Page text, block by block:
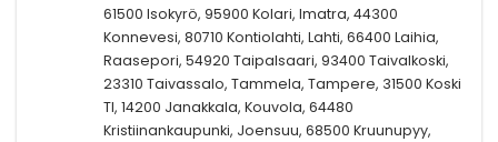
61500 Isokyrö, 95900 Kolari, Imatra, 44300
Konnevesi, 80710 Kontiolahti, Lahti, 66400 Laihia,
Raasepori, 54920 Taipalsaari, 93400 Taivalkoski,
23310 Taivassalo, Tammela, Tampere, 31500 Koski
Tl, 14200 Janakkala, Kouvola, 64480
Kristiinankaupunki, Joensuu, 68500 Kruunupyy,